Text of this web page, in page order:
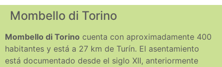
Mombello di Torino
Mombello di Torino cuenta con aproximadamente 400
habitantes y está a 27 km de Turín. El asentamiento
está documentado desde el siglo XII, anteriormente